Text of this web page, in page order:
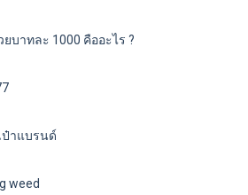
ยบาทละ 1000 คืออะไร ?
ป๋าแบรนด์
weed